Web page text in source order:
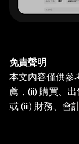
免責聲明
本文內容僅供參
薦，(ii) 購買、
或 (iii) 財務、會
幣和 NFT）受